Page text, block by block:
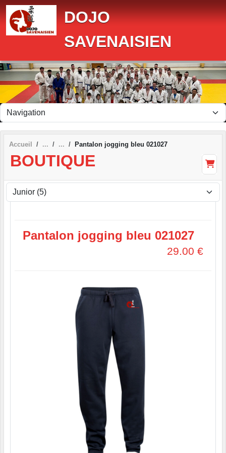
DOJO
SAVENAISIEN
Accueil Pantalon jogging bleu 021027
BOUTIQUE
Pantalon jogging bleu 021027
29.00 €
Panneau de gestion des cookies